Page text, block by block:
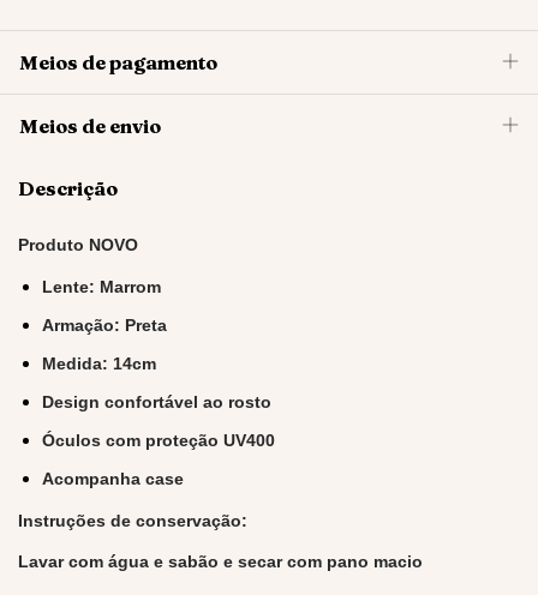
Meios de pagamento
Meios de envio
Descrição
Produto NOVO
Lente: Marrom
Armação: Preta
Medida: 14cm
Design confortável ao rosto
Óculos com proteção UV400
Acompanha case
Instruções de conservação:
Lavar com água e sabão e secar com pano macio